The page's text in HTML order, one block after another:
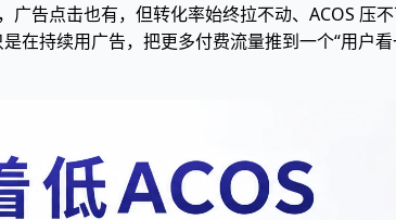
告点击也有，但转化率始终拉不动、ACOS 压
持续用广告，把更多付费流量推到一个“用户看